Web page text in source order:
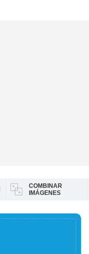
COMBINAR
IMÁGENES